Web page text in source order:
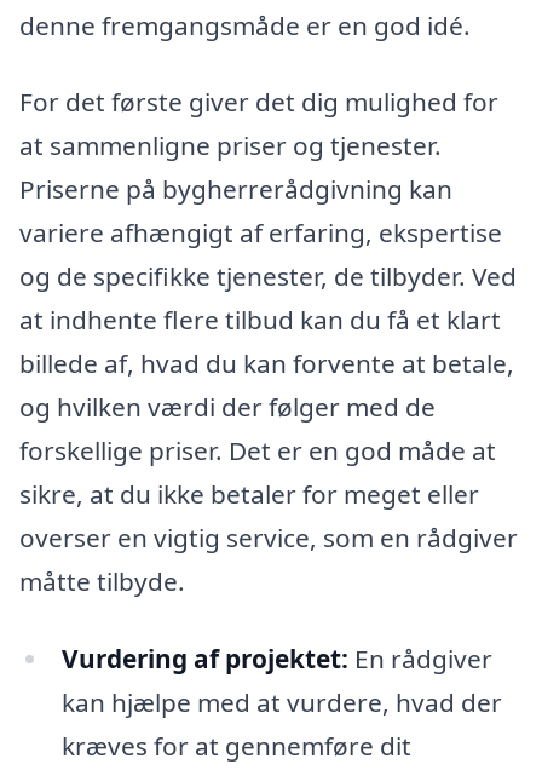
denne fremgangsmåde er en god idé.
For det første giver det dig mulighed for
at sammenligne priser og tjenester.
Priserne på bygherrerådgivning kan
variere afhængigt af erfaring, ekspertise
og de specifikke tjenester, de tilbyder. Ved
at indhente flere tilbud kan du få et klart
billede af, hvad du kan forvente at betale,
og hvilken værdi der følger med de
forskellige priser. Det er en god måde at
sikre, at du ikke betaler for meget eller
overser en vigtig service, som en rådgiver
måtte tilbyde.
Vurdering af projektet: En rådgiver
kan hjælpe med at vurdere, hvad der
kræves for at gennemføre dit